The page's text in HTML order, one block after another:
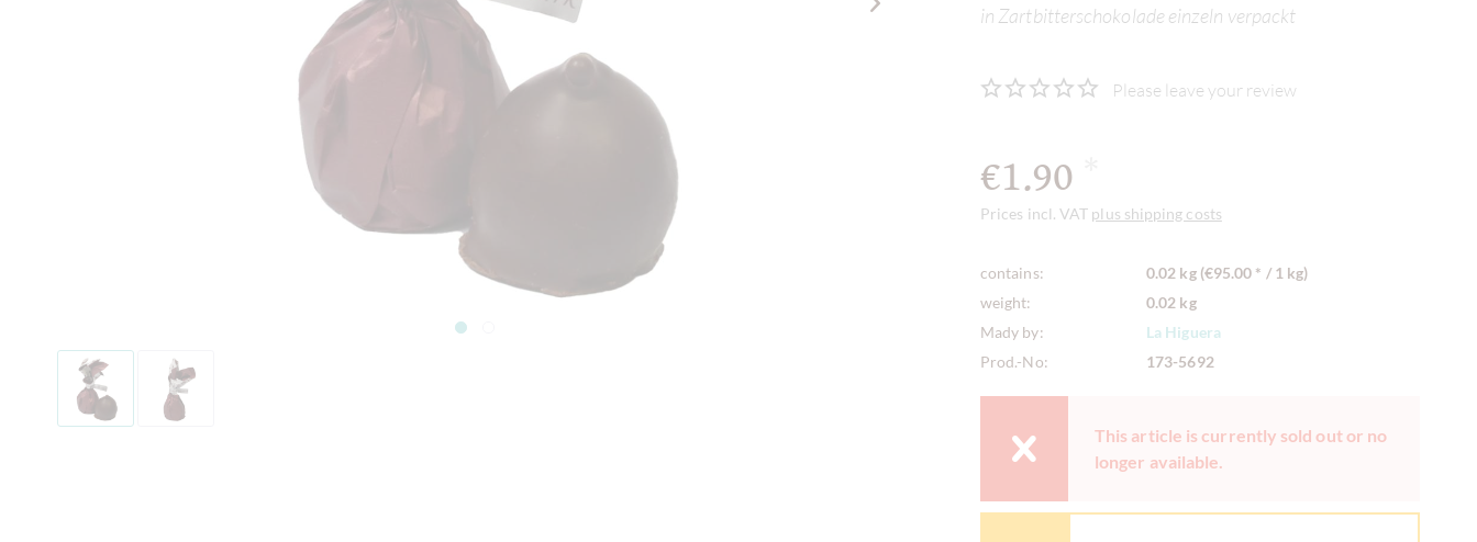
in Zartbitterschokolade einzeln verpackt
Please leave your review
€1.90
Prices incl. VAT plus shipping costs
contains:
0.02 kg (€95.00 * / 1 kg)
weight:
0.02 kg
Mady by:
La Higuera
Prod.-No:
173-5692
This article is currently sold out or no
longer available.